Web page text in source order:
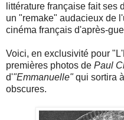
littérature française fait ses
un "remake" audacieux de
cinéma français d'après-
Voici, en exclusivité pour
premières photos de Paul
d'"Emmanuelle"qui sortira
obscures.